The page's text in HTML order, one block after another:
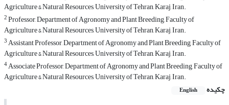
Agriculture & Natural Resources, University of Tehran, Karaj, Iran.
2Professor, Department of Agronomy and Plant Breeding, Faculty of
Agriculture & Natural Resources, University of Tehran, Karaj, Iran.
3Assistant Professor, Department of Agronomy and Plant Breeding, Faculty of
Agriculture & Natural Resources, University of Tehran, Karaj, Iran.
4Associate Professor, Department of Agronomy and Plant Breeding, Faculty of
Agriculture & Natural Resources, University of Tehran, Karaj, Iran.
چکیده
English